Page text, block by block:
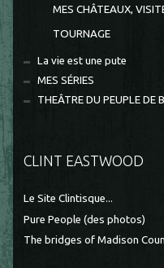
MES CHÂTEAUX,
TOURNAGE
La vie est une pute
MES SÉRIES
THEÂTRE DU PEUPLE DE
CLINT EASTWOOD
Le Site Clintisque...
Pure People (des photos)
The bridges of Madison